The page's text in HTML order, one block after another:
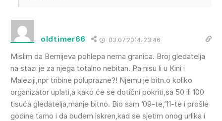
oldtimer66 03.07.2014. 23:46
Mislim da Bernijeva pohlepa nema granica. Broj gledatelja
na stazi je za njega totalno nebitan. Pa nisu li u Kini i
Maleziji,npr tribine poluprazne?! Njemu je bitn.o koliko
organizator uplati,a kako će se dotični pokriti,sa 50 ili 100
tisuća gledatelja,manje bitno. Bio sam ’09-te,’11-te i prošle
godine tamo i da budem iskren,kad se sjetim onog urlika i